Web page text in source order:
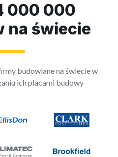
000 000
na świecie
budowlane na świecie w
ich placami budowy